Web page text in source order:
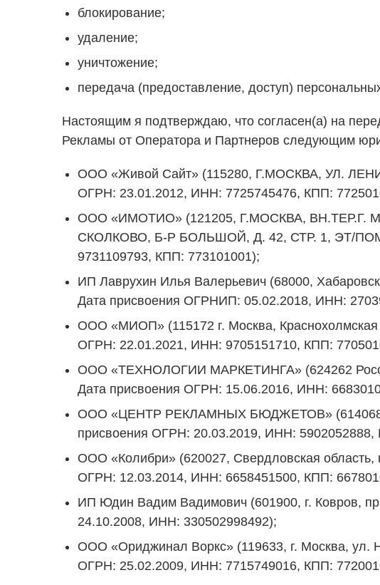
блокирование;
удаление;
уничтожение;
передача (предоставление, доступ)
Настоящим я подтверждаю, что согласен(а) на
Рекламы от Оператора и Партнеров следующим
ООО «Живой Сайт» (115280, Г.МОСКВА, УЛ.
ОГРН: 23.01.2012, ИНН: 7725745476, КПП:
ООО «ИМОТИО» (121205, Г.МОСКВА,
СКОЛКОВО, Б-Р БОЛЬШОЙ, Д. 42, СТР. 1, ЭТ/ПОМ/
9731109793, КПП: 773101001);
ИП Лаврухин Илья Валерьевич (68000,
Дата присвоения ОГРНИП: 05.02.2018, ИНН:
ООО «МИОП» (115172 г. Москва,
ОГРН: 22.01.2021, ИНН: 9705151710, КПП:
ООО «ТЕХНОЛОГИИ МАРКЕТИНГА» (624262
Дата присвоения ОГРН: 15.06.2016, ИНН:
ООО «ЦЕНТР РЕКЛАМНЫХ БЮДЖЕТОВ» (614068,
присвоения ОГРН: 20.03.2019, ИНН: 5902052888,
ООО «Колибри» (620027, Свердловская область,
ОГРН: 12.03.2014, ИНН: 6658451500, КПП:
ИП Юдин Вадим Вадимович (601900, г. Ковров,
24.10.2008, ИНН: 330502998492);
ООО «Ориджинал Воркс» (119633, г. Москва, ул.
ОГРН: 25.02.2009, ИНН: 7715749016, КПП: